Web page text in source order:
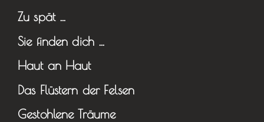
Zu spät …
Sie finden dich …
Haut an Haut
Das Flüstern der Felsen
Gestohlene Träume